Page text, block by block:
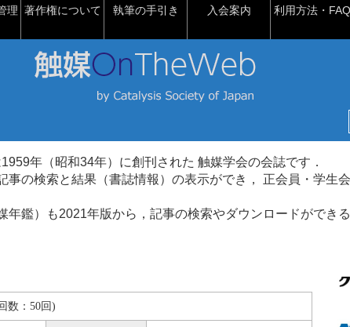
理 著作権について 執筆の手引き 入会案内 利用方法・FAQ
年（昭和34年）に創刊された 触媒学会の会誌です．
事の検索と結果（書誌情報）の表示ができ， 正会員・学生
年鑑）も2021年版から，記事の検索やダウンロードができ
数：50回)